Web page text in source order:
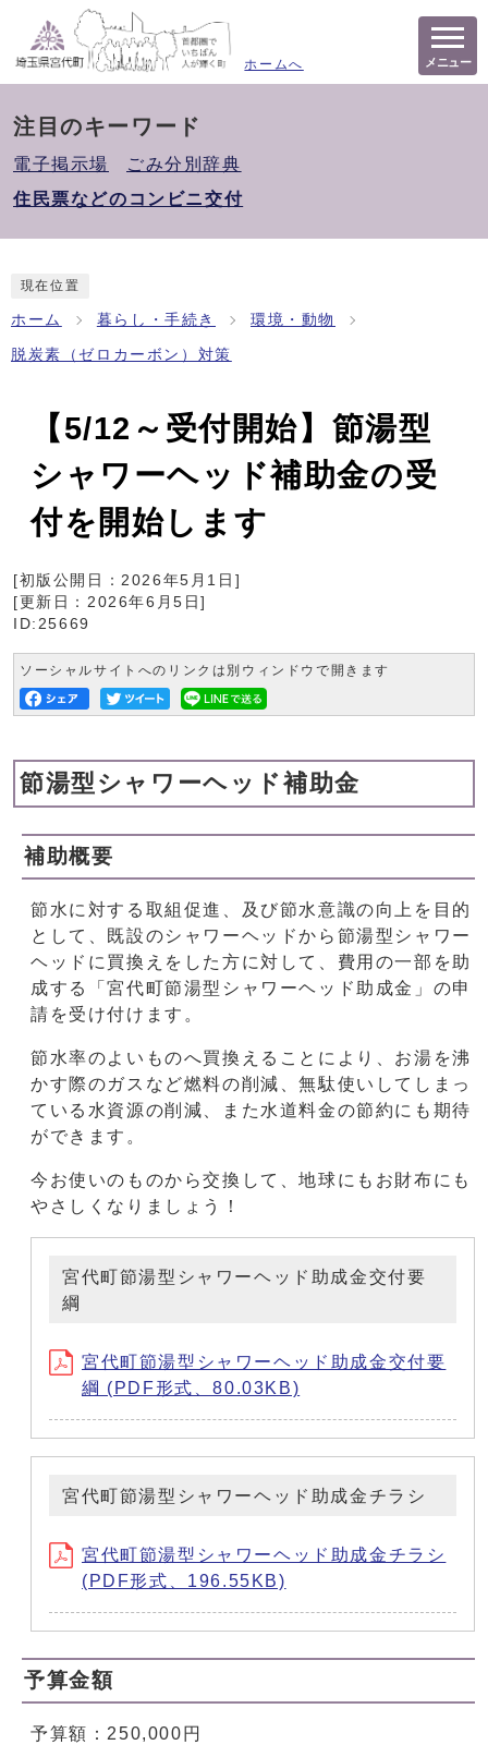
ホームへ メニュー
注目のキーワード
電子掲示場
ごみ分別辞典
住民票などのコンビニ交付
現在位置
ホーム 暮らし・手続き 環境・動物
脱炭素（ゼロカーボン）対策
【5/12～受付開始】節湯型
シャワーヘッド補助金の受
付を開始します
[初版公開日：2026年5月1日 ]
[更新日： 2026年6月5日]
ID:25669
ソーシャルサイトへのリンクは別ウィンドウで開きます
節湯型シャワーヘッド補助金
補助概要
節水に対する取組促進、及び節水意識の向上を目的
として、既設のシャワーヘッドから節湯型シャワー
ヘッドに買換えをした方に対して、費用の一部を助
成する「宮代町節湯型シャワーヘッド助成金」の申
請を受け付けます。
節水率のよいものへ買換えることにより、お湯を沸
かす際のガスなど燃料の削減、無駄使いしてしまっ
ている水資源の削減、また水道料金の節約にも期待
ができます。
今お使いのものから交換して、地球にもお財布にも
やさしくなりましょう！
宮代町節湯型シャワーヘッド助成金交付要
綱
宮代町節湯型シャワーヘッド助成金交付要
綱 (PDF形式、80.03KB)
宮代町節湯型シャワーヘッド助成金チラシ
宮代町節湯型シャワーヘッド助成金チラシ
(PDF形式、196.55KB)
予算金額
予算額：250,000円